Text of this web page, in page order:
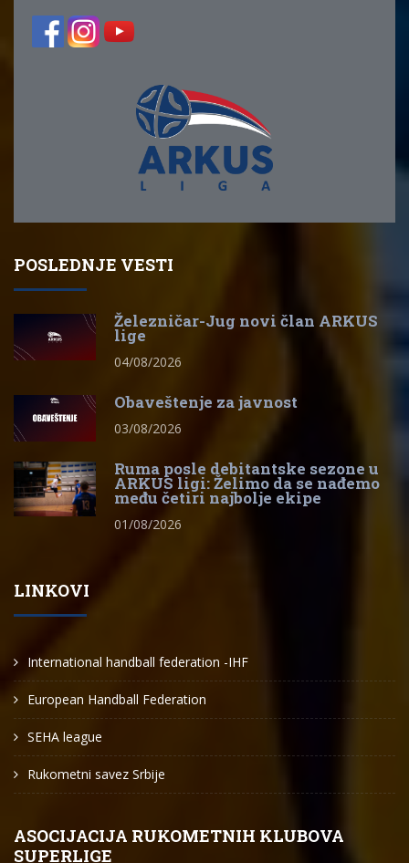
POSLEDNJE VESTI
Železničar-Jug novi član ARKUS
lige
04/08/2026
Obaveštenje za javnost
03/08/2026
Ruma posle debitantske sezone u
ARKUS ligi: Želimo da se nađemo
među četiri najbolje ekipe
01/08/2026
LINKOVI
International handball federation -IHF
European Handball Federation
SEHA league
Rukometni savez Srbije
ASOCIJACIJA RUKOMETNIH KLUBOVA
SUPERLIGE